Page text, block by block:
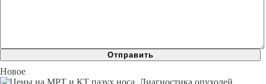
Новое